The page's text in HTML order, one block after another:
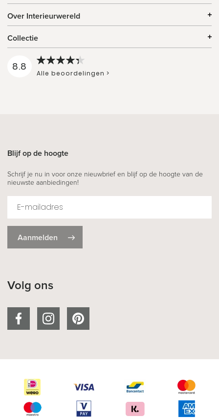
Over Interieurwereld
Collectie
8.8
Alle beoordelingen >
Blijf op de hoogte
Schrijf je nu in voor onze nieuwbrief en blijf op de hoogte van de
nieuwste aanbiedingen!
Aanmelden
Volg ons